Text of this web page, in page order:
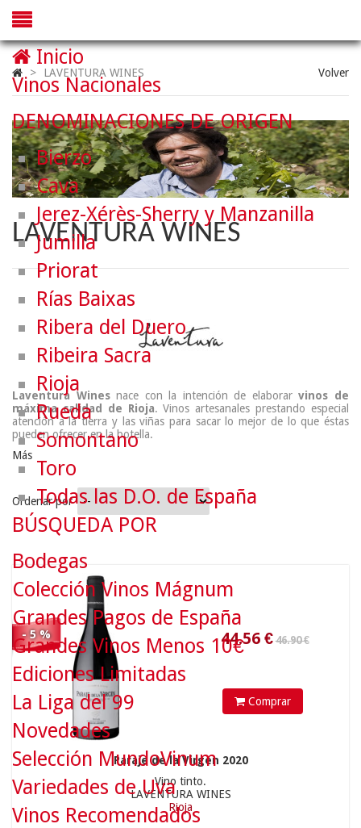
> LAVENTURA WINES Volver
LAVENTURA WINES
Laventura Winesnace con la intención de elaborarvinos de
máxima calidad de Rioja. Vinos artesanales prestando especial
atención a la tierra y las viñas para sacar lo mejor de lo que éstas
pueden ofrecer en la botella.
Más
Ordenar por
- 5 %
Comprar
Paraje de la Virgen 2020
Vino tinto.
LAVENTURA WINES
Rioja
Inicio
Vinos Nacionales
DENOMINACIONES DE ORIGEN
Bierzo
Cava
Jerez-Xérès-Sherry y Manzanilla
Jumilla
Priorat
Rías Baixas
Ribera del Duero
Ribeira Sacra
Rioja
Rueda
Somontano
Toro
Todas las D.O. de España
BÚSQUEDA POR
Bodegas
Colección Vinos Mágnum
Grandes Pagos de España
Grandes Vinos Menos 10€
Ediciones Limitadas
La Liga del 99
Novedades
Selección MundoVinum
Variedades de Uva
Vinos Recomendados